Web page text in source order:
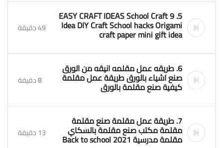
5. 9 EASY CRAFT IDEAS School Craft
Idea DIY Craft School hacks Origami
craft paper mini gift idea 49 دقيقة
6. طريقه عمل مقلمه انيقه من الورق
صنع اشياء بالورق طريقة عمل مقلمة
كيفية صنع مقلمة بالورق 8 دقيقة
7. طريقة عمل مقلمة صنع مقلمة
مقلمة مكتب صنع مقلمة بالسكاي
مقلمة مدرسية Back to school 2021 13 دقيقة